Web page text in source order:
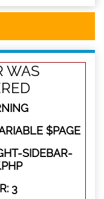
WAS
$PAGE
SIDEBAR-
3